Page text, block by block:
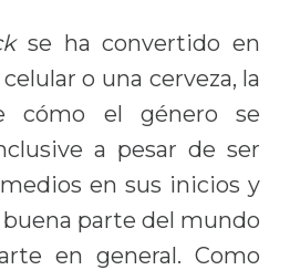
se ha convertido en
o una cerveza, la
cómo el género se
a pesar de ser
en sus inicios y
parte del mundo
en general. Como